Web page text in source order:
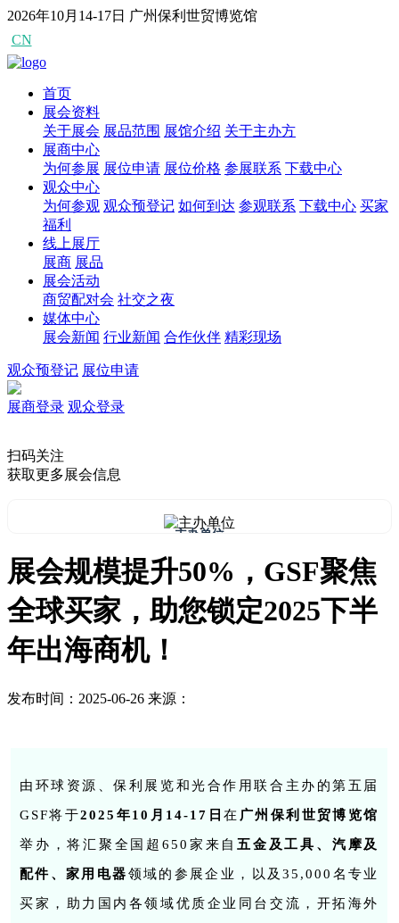
2026年10月14-17日 广州保利世贸博览馆
CN
首页
展会资料
关于展会 展品范围 展馆介绍 关于主办方
展商中心
为何参展 展位申请 展位价格 参展联系 下载中心
观众中心
为何参观 观众预登记 如何到达 参观联系 下载中心 买家
福利
线上展厅
展商 展品
展会活动
商贸配对会 社交之夜
媒体中心
展会新闻 行业新闻 合作伙伴 精彩现场
观众预登记 展位申请
展商登录 观众登录
扫码关注
获取更多展会信息
主办单位
展会规模提升50%，GSF聚焦
全球买家，助您锁定2025下半
年出海商机！
发布时间：2025-06-26 来源：
由环球资源、保利展览和光合作用联合主办的第五届
GSF将于2025年10月14-17日在 广州保利世贸博览馆
举办，将汇聚全国超650家来自 五金及工具、汽摩及
配件、家用电器领域的参展企业，以及35,000名专业
买家，助力国内各领域优质企业同台交流，开拓海外